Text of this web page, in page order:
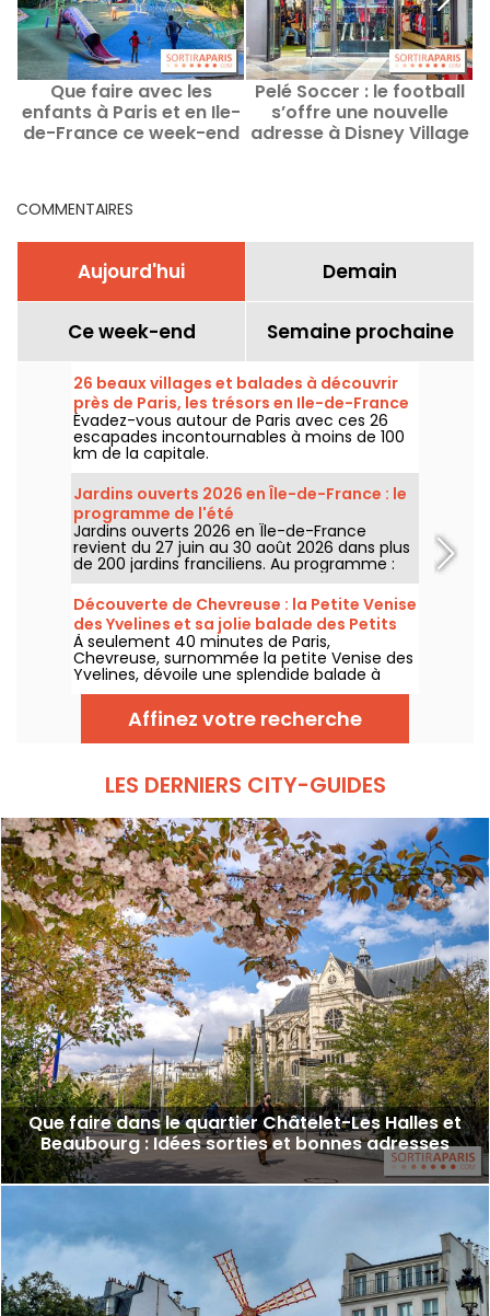
Que faire avec les
enfants à Paris et en Ile-
de-France ce week-end
Pelé Soccer : le football
s’offre une nouvelle
adresse à Disney Village
COMMENTAIRES
Aujourd'hui Demain
Ce week-end Semaine prochaine
26 beaux villages et balades à découvrir
près de Paris, les trésors en Ile-de-France
Évadez-vous autour de Paris avec ces 26
escapades incontournables à moins de 100
km de la capitale.
Jardins ouverts 2026 en Île-de-France : le
programme de l'été
Jardins ouverts 2026 en Île-de-France
revient du 27 juin au 30 août 2026 dans plus
de 200 jardins franciliens. Au programme :
concerts, spectacles, visites, ateliers et
installations artistiques.
Découverte de Chevreuse : la Petite Venise
des Yvelines et sa jolie balade des Petits
Ponts
À seulement 40 minutes de Paris,
Chevreuse, surnommée la petite Venise des
Yvelines, dévoile une splendide balade à
travers ses petits ponts. Ce véritable écrin
de verdure, accessible en RER, nous dévpoile
une escapade au charme insoupçonné. On
vous embarque pour une aventure nature
Affinez votre recherche
LES DERNIERS CITY-GUIDES
Que faire dans le quartier Châtelet-Les Halles et
Beaubourg : Idées sorties et bonnes adresses